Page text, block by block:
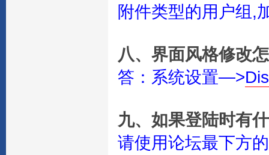
附件类型的用户组,
八、界面风格修改
答：系统设置—>
九、如果登陆时有
请使用论坛最下方